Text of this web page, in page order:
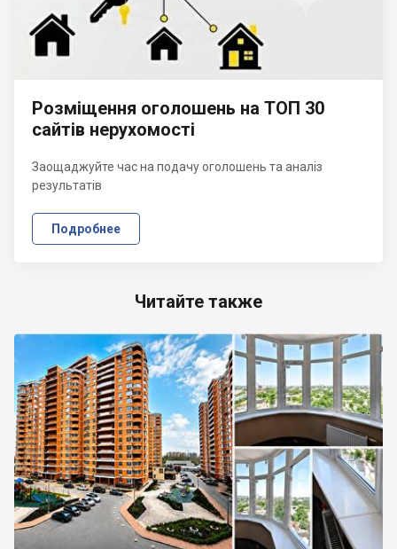
Читайте также
Розміщення оголошень на ТОП 30
сайтів нерухомості
Заощаджуйте час на подачу оголошень та аналіз
результатів
Подробнее